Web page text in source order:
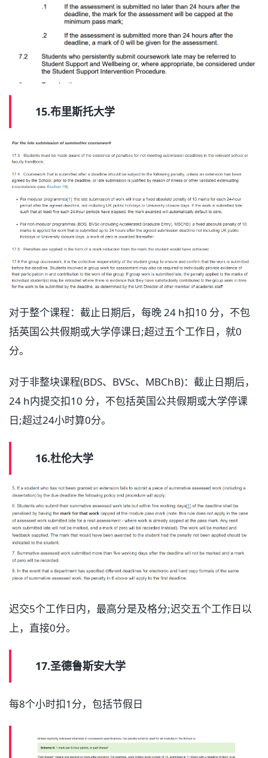
15.布里斯托大学
对于整个课程：截止日期后，每晚 24 h扣10 分，不包
括英国公共假期或大学停课日;超过五个工作日，就0
分。
对于非整块课程(BDS、BVSc、MBChB)：截止日期后，
24 h内提交扣10 分，不包括英国公共假期或大学停课
日;超过24小时算0分。
16.杜伦大学
迟交5个工作日内，最高分是及格分;迟交五个工作日以
上，直接0分。
17.圣德鲁斯安大学
每8个小时扣1分，包括节假日